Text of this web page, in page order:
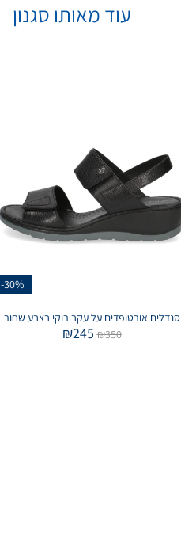
עוד מאותו סגנון
-30%
סנדלים אורטופדים על עקב רוקי בצבע שחור
₪350
₪245